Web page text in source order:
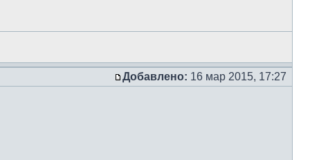
Добавлено: 16 мар 2015, 17:27